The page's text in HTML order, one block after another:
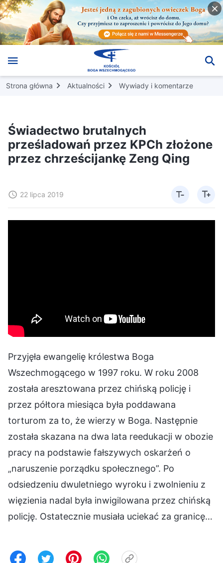
Strona główna Aktualności Wywiady i komentarze
Świadectwo brutalnych
prześladowań przez KPCh złożone
przez chrześcijankę Zeng Qing
22 lipca 2019
Przyjęła ewangelię królestwa Boga
Wszechmogącego w 1997 roku. W roku 2008
została aresztowana przez chińską policję i
przez półtora miesiąca była poddawana
torturom za to, że wierzy w Boga. Następnie
została skazana na dwa lata reedukacji w obozie
pracy na podstawie fałszywych oskarżeń o
„naruszenie porządku społecznego”. Po
odsiedzeniu dwuletniego wyroku i zwolnieniu z
więzienia nadal była inwigilowana przez chińską
policję. Ostatecznie musiała uciekać za granicę…